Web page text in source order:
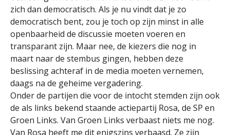
zich dan democratisch. Als je nu vindt dat je zo
democratisch bent, zou je toch op zijn minst in alle
openbaarheid de discussie moeten voeren en
transparant zijn. Maar nee, de kiezers die nog in
maart naar de stembus gingen, hebben deze
beslissing achteraf in de media moeten vernemen,
daags na de geheime vergadering.
Onder de partijen die voor de intocht stemden zijn ook
de als links bekend staande actiepartij Rosa, de SP en
Groen Links. Van Groen Links verbaast niets me nog.
Van Rosa heeft me dit enigszins verbaasd. Ze zijn